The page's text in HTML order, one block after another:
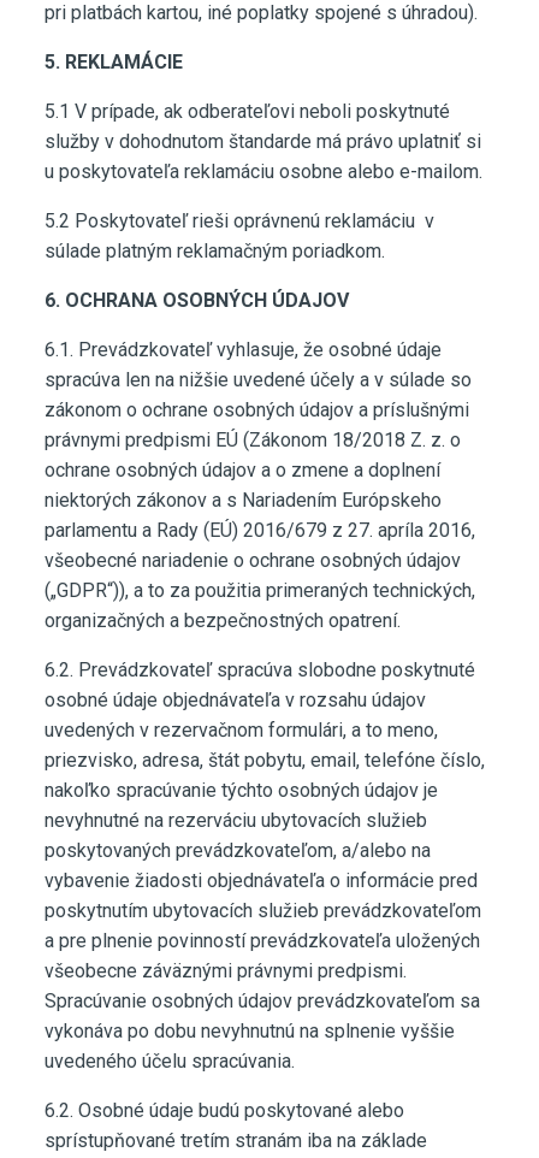
pri platbách kartou, iné poplatky spojené s úhradou).
5. REKLAMÁCIE
5.1 V prípade, ak odberateľovi neboli poskytnuté
služby v dohodnutom štandarde má právo uplatniť si
u poskytovateľa reklamáciu osobne alebo e-mailom.
5.2 Poskytovateľ rieši oprávnenú reklamáciu v
súlade platným reklamačným poriadkom.
6. OCHRANA OSOBNÝCH ÚDAJOV
6.1. Prevádzkovateľ vyhlasuje, že osobné údaje
spracúva len na nižšie uvedené účely a v súlade so
zákonom o ochrane osobných údajov a príslušnými
právnymi predpismi EÚ (Zákonom 18/2018 Z. z. o
ochrane osobných údajov a o zmene a doplnení
niektorých zákonov a s Nariadením Európskeho
parlamentu a Rady (EÚ) 2016/679 z 27. apríla 2016,
všeobecné nariadenie o ochrane osobných údajov
(„GDPR“)), a to za použitia primeraných technických,
organizačných a bezpečnostných opatrení.
6.2. Prevádzkovateľ spracúva slobodne poskytnuté
osobné údaje objednávateľa v rozsahu údajov
uvedených v rezervačnom formulári, a to meno,
priezvisko, adresa, štát pobytu, email, telefóne číslo,
nakoľko spracúvanie týchto osobných údajov je
nevyhnutné na rezerváciu ubytovacích služieb
poskytovaných prevádzkovateľom, a/alebo na
vybavenie žiadosti objednávateľa o informácie pred
poskytnutím ubytovacích služieb prevádzkovateľom
a pre plnenie povinností prevádzkovateľa uložených
všeobecne záväznými právnymi predpismi.
Spracúvanie osobných údajov prevádzkovateľom sa
vykonáva po dobu nevyhnutnú na splnenie vyššie
uvedeného účelu spracúvania.
6.2. Osobné údaje budú poskytované alebo
sprístupňované tretím stranám iba na základe